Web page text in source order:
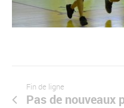
Fin de ligne
Pas de nouveaux